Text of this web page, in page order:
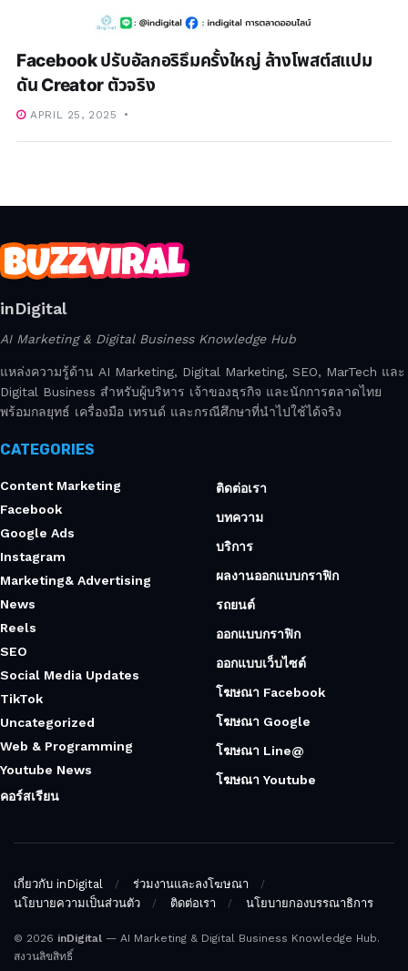
Facebook ปรับอัลกอริธึมครั้งใหญ่ ล้างโพสต์สแปม
ดัน Creator ตัวจริง
APRIL 25, 2025
inDigital
AI Marketing & Digital Business Knowledge Hub
แหล่งความรู้ด้าน AI Marketing, Digital Marketing, SEO, MarTech และ
Digital Business สำหรับผู้บริหาร เจ้าของธุรกิจ และนักการตลาดไทย
พร้อมกลยุทธ์ เครื่องมือ เทรนด์ และกรณีศึกษาที่นำไปใช้ได้จริง
CATEGORIES
Content Marketing
Facebook
Google Ads
Instagram
Marketing& Advertising
News
Reels
SEO
Social Media Updates
TikTok
Uncategorized
Web & Programming
Youtube News
คอร์สเรียน
ติดต่อเรา
บทความ
บริการ
ผลงานออกแบบกราฟิก
รถยนต์
ออกแบบกราฟิก
ออกแบบเว็บไซต์
โฆษณา Facebook
โฆษณา Google
โฆษณา Line@
โฆษณา Youtube
เกี่ยวกับ inDigital
ร่วมงานและลงโฆษณา
นโยบายความเป็นส่วนตัว
ติดต่อเรา นโยบายกองบรรณาธิการ
© 2026 inDigital — AI Marketing & Digital Business Knowledge Hub.
สงวนลิขสิทธิ์